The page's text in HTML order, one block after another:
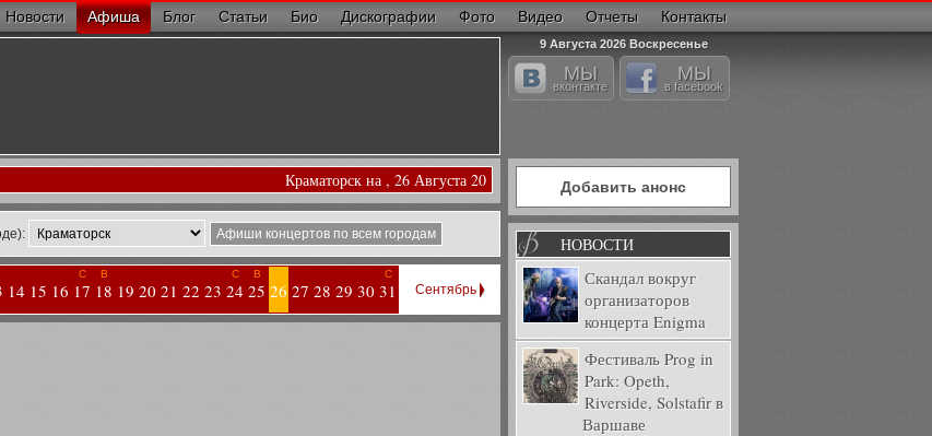
Новости Афиша Блог Статьи Био Дискографии Фото Видео Отчеты Контакты
9 Августа 2026 Воскресенье
МЫ
вконтакте
МЫ
в facebook
Краматорск на , 26 Августа 20
Афиши концертов по всем городам
14 15 16
С
17
В
18 19 20 21 22 23
С
24
В
25 26 27 28 29 30
С
31 Сентябрь
Добавить анонс
НОВОСТИ
Скандал вокруг
организаторов
концерта Enigma
Фестиваль Prog in
Park: Opeth,
Riverside, Solstafir в
Варшаве